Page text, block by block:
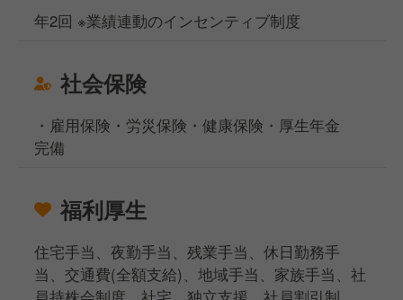
年2回 ※業績連動のインセンティブ制度
社会保険
・雇用保険・労災保険・健康保険・厚生年金
完備
福利厚生
住宅手当、夜勤手当、残業手当、休日勤務手
当、交通費(全額支給)、地域手当、家族手当、社